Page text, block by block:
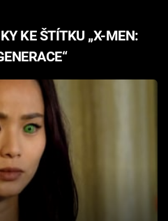
KE ŠTÍTKU „X-MEN: